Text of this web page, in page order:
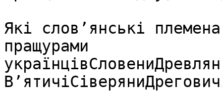
Які слов’янські
пращурами